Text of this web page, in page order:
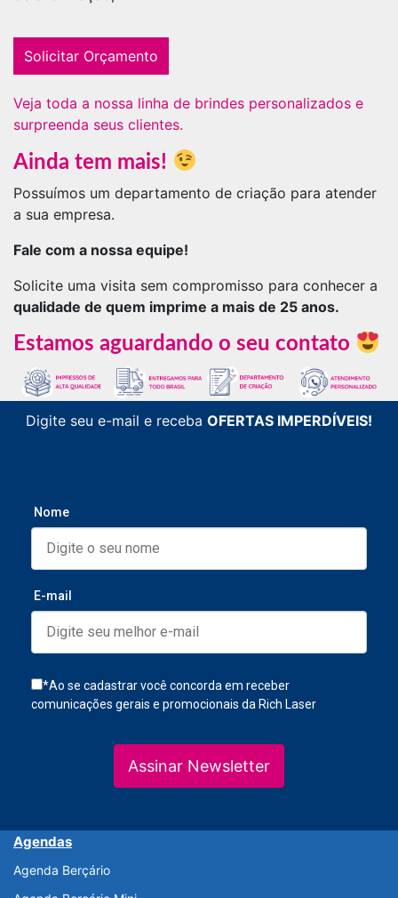
Solicitar Orçamento
Veja toda a nossa linha de brindes personalizados e
surpreenda seus clientes.
Ainda tem mais!
Possuímos um departamento de criação para atender
a sua empresa.
Fale com a nossa equipe!
Solicite uma visita sem compromisso para conhecer a
qualidade de quem imprime a mais de 25 anos.
Estamos aguardando o seu contato
Digite seu e-mail e receba OFERTAS IMPERDÍVEIS!
Nome
E-mail
*Ao se cadastrar você concorda em receber
comunicações gerais e promocionais da Rich Laser
Assinar Newsletter
Agendas
Agenda Berçário